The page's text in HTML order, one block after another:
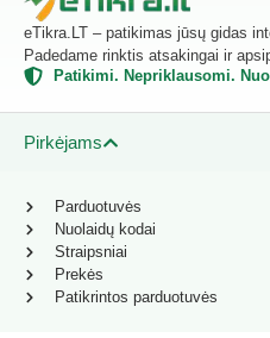
eTikra.LT – patikimas jūsų gidas
Padedame rinktis atsakingai ir
Patikimi. Nepriklausomi. Nuo
Pirkėjams
Parduotuvės
Nuolaidų kodai
Straipsniai
Prekės
Patikrintos parduotuvės